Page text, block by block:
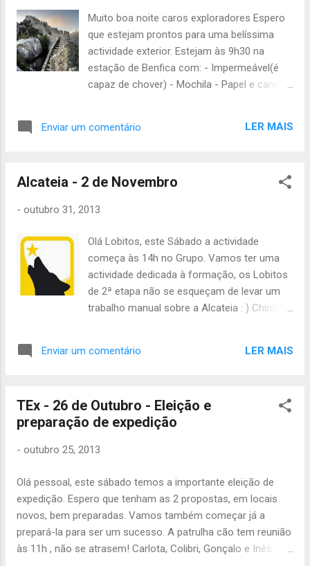
pequeno-almoço e almoço frio para sábado
e domingo, levem. O jantar de sábado é
fornecido pela organização mas são vocês
que o vão cozinhar. Material colectivo (a ser
levado até Benfica pela chefia): 4 panos de
para 4 1 panela para cozinhar para oito
Muito boa noite caros exploradores Espero
que estejam prontos para uma belíssima
actividade exterior. Estejam às 9h30 na
estação de Benfica com: - Impermeável(é
capaz de chover) - Mochila - Papel e caneta
atrasem e quem falta pagar o censo que
Enviar um comentário LER MAIS
Alcateia - 2 de Novembro
- outubro 31, 2013
Olá Lobitos, este Sábado a actividade
começa às 14h no Grupo. Vamos ter uma
actividade dedicada à formação, os Lobitos
de 2ª etapa não se esqueçam de levar um
trabalho manual sobre a Alcateia : ) Chinchila
também fazer jogos que vão contar para o
bandos, aqui estão as pontuações: Bando
Cinzento - 4655 pontos Bando Ruivo - 4770
pouca, por isso já sabem lobitos, não
bem uniformizados e trabalhem em equipa e
assim vão conseguir ganhar o inter bandos :
D Cada lobito tem de levar lanche e
impermeável. Os lobitos que ainda não
levaram a fotocopia dos documentos de
Enviar um comentário LER MAIS
TEx - 26 de Outubro - Eleição e
preparação de expedição
- outubro 25, 2013
Olá pessoal, este sábado temos a importante eleição de
expedição. Espero que tenham as 2 propostas, em locais
novos, bem preparadas. Vamos também começar já a
prepará-la para ser um sucesso. A patrulha cão tem reunião
às 11h , não se atrasem! Carlota, Colibri, Gonçalo e Inês: